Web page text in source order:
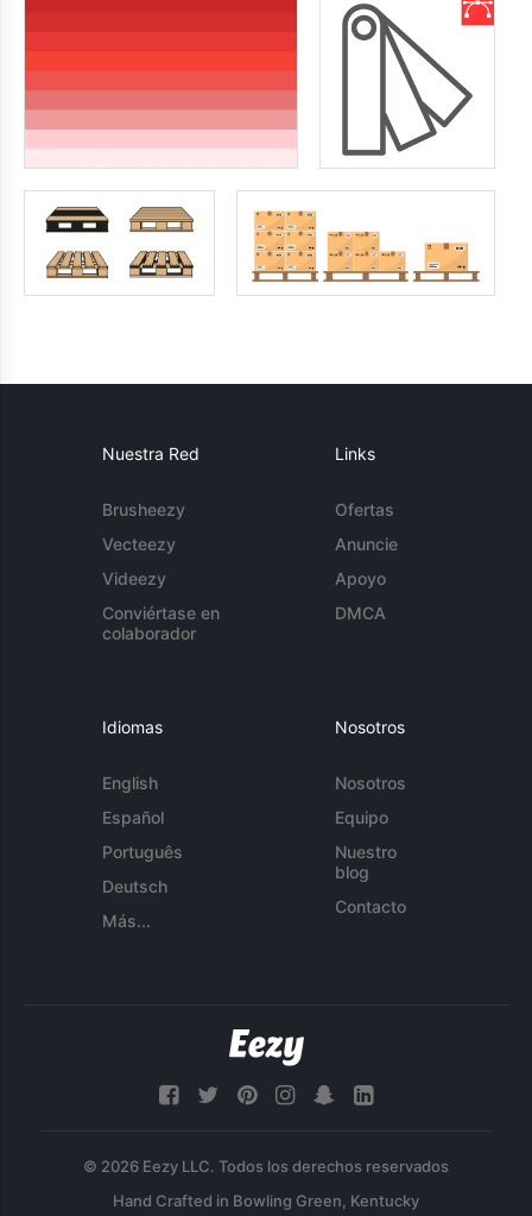
Nuestra Red
Brusheezy
Vecteezy
Videezy
Conviértase en
colaborador
Links
Ofertas
Anuncie
Apoyo
DMCA
Idiomas
English
Español
Português
Deutsch
Más...
Nosotros
Nosotros
Equipo
Nuestro
blog
Contacto
© 2026 Eezy LLC. Todos los derechos reservados